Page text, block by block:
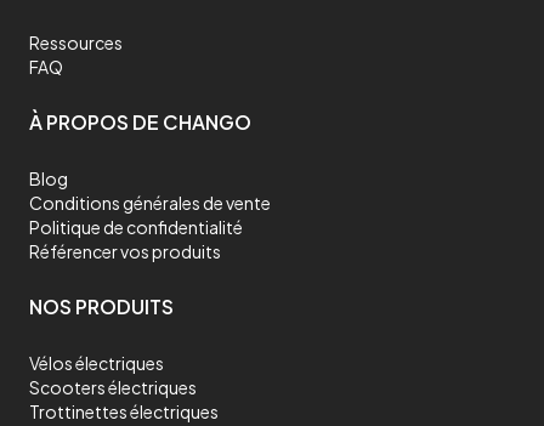
Ressources
FAQ
À PROPOS DE CHANGO
Blog
Conditions générales de vente
Politique de confidentialité
Référencer vos produits
NOS PRODUITS
Vélos électriques
Scooters électriques
Trottinettes électriques